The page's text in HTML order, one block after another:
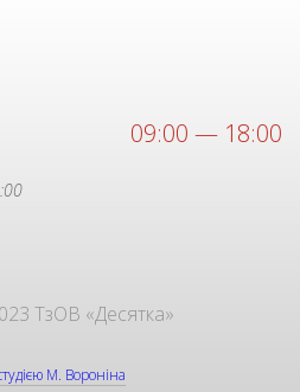
09:00 — 18:00
ТзОВ «Десятка»
М. Вороніна